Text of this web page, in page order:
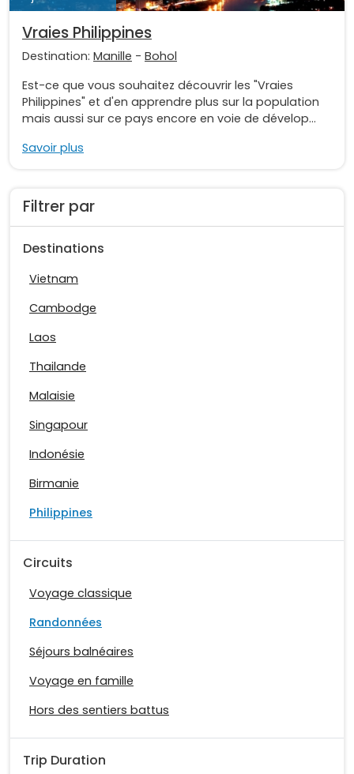
Filtrer par
Destinations
Vietnam
Cambodge
Laos
Thailande
Malaisie
Singapour
Indonésie
Birmanie
Philippines
Circuits
Voyage classique
Randonnées
Séjours balnéaires
Voyage en famille
Hors des sentiers battus
Trip Duration
Vraies Philippines
Destination: Manille - Bohol
Est-ce que vous souhaitez découvrir les "Vraies
Philippines" et d'en apprendre plus sur la population
mais aussi sur ce pays encore en voie de dévelop...
Savoir plus